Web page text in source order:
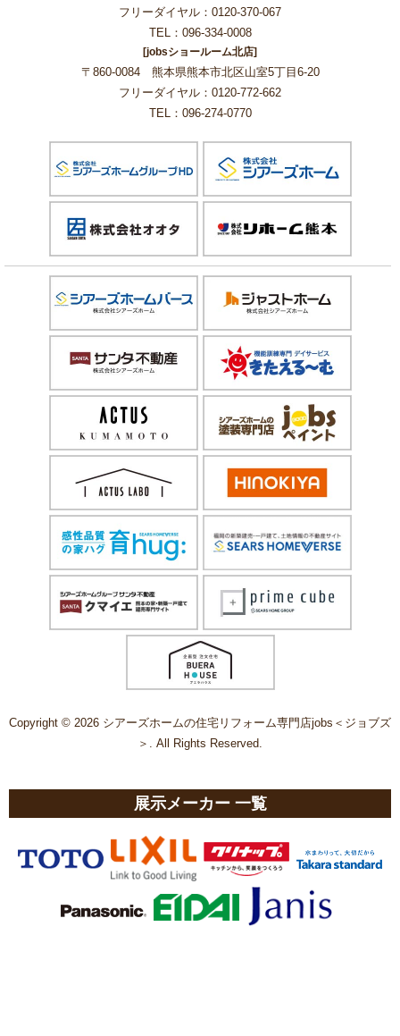
フリーダイヤル：0120-370-067
TEL：096-334-0008
[jobsショールーム北店]
〒860-0084 熊本県熊本市北区山室5丁目6-20
フリーダイヤル：0120-772-662
TEL：096-274-0770
Copyright © 2026 シアーズホームの住宅リフォーム専門店jobs＜ジョブズ
＞. All Rights Reserved.
展示メーカー 一覧